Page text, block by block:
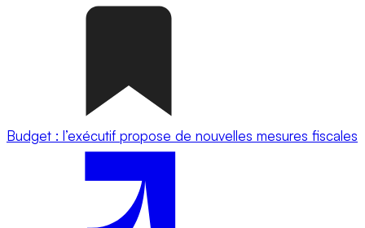
Budget : l’exécutif propose de nouvelles mesures fiscales